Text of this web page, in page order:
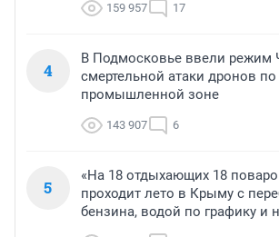
159 957 17
4
В Подмосковье ввели режим
смертельной атаки дронов по
промышленной зоне
143 907 6
5
«На 18 отдыхающих 18
проходит лето в Крыму с
бензина, водой по графику и